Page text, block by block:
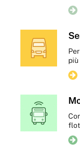
Ministero
Trasportipiù